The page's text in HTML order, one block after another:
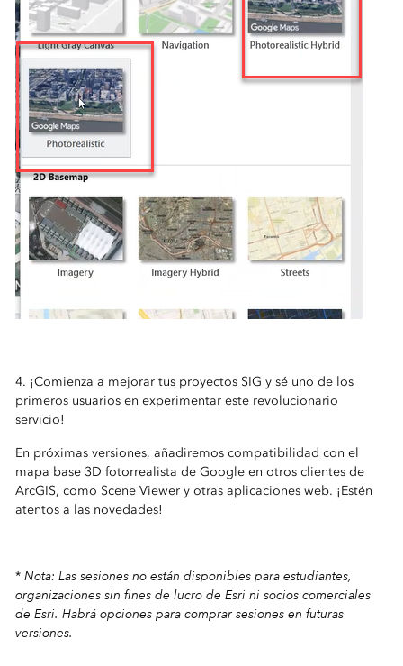
4. ¡Comienza a mejorar tus proyectos SIG y sé uno de los
primeros usuarios en experimentar este revolucionario
servicio!
En próximas versiones, añadiremos compatibilidad con el
mapa base 3D fotorrealista de Google en otros clientes de
ArcGIS, como Scene Viewer y otras aplicaciones web. ¡Estén
atentos a las novedades!
* Nota: Las sesiones no están disponibles para estudiantes,
organizaciones sin fines de lucro de Esri ni socios comerciales
de Esri. Habrá opciones para comprar sesiones en futuras
versiones.